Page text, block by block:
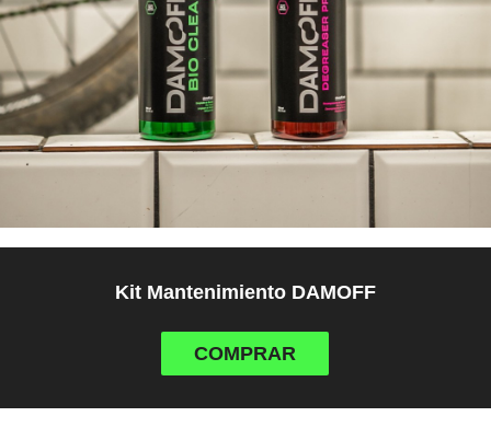
Kit Mantenimiento DAMOFF
COMPRAR